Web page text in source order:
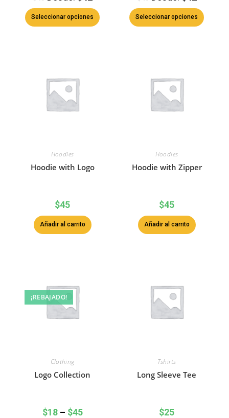
Seleccionar opciones Seleccionar opciones
Hoodies
Hoodie with Logo
$45
Añadir al carrito
Hoodies
Hoodie with Zipper
$45
Añadir al carrito
¡REBAJADO!
Clothing
Logo Collection
$18– $45
Tshirts
Long Sleeve Tee
$25